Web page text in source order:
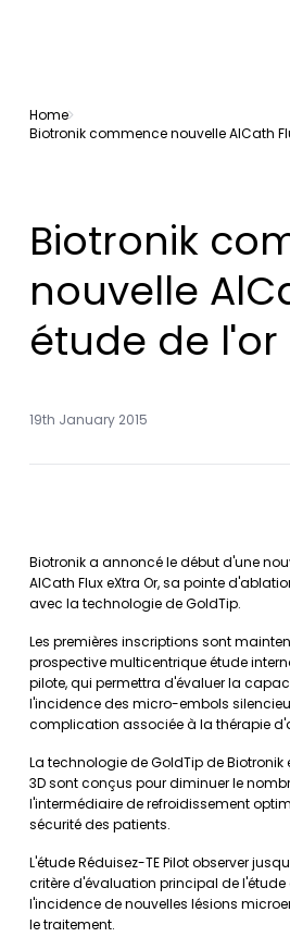
Home
Biotronik commence nouvelle AlCath
Biotronik
nouvelle
étude de l'or
19th January 2015
Biotronik a annoncé le début d'une
AlCath Flux eXtra Or, sa pointe
avec la technologie de GoldTip.
Les premières inscriptions sont
prospective multicentrique étude
pilote, qui permettra d'évaluer la
l'incidence des micro-embols
complication associée à la thérapie
La technologie de GoldTip de
3D sont conçus pour diminuer le
l'intermédiaire de refroidissement
sécurité des patients.
L'étude Réduisez-TE Pilot observer
critère d'évaluation principal de
l'incidence de nouvelles lésions
le traitement.